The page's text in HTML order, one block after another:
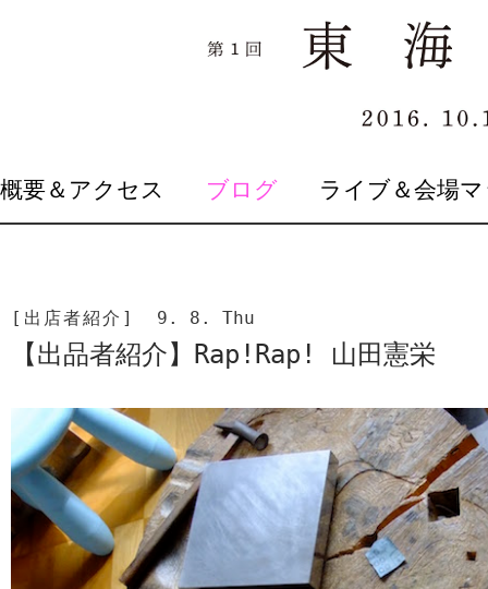
SKIP
TO
概要＆アクセス ブログ ライブ＆会場
[出店者紹介] 9. 8. Thu
【出品者紹介】Rap!Rap! 山田憲栄